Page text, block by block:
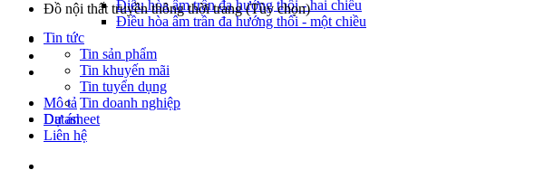
Điều hòa âm trần đa hướng thổi - hai chiều
Điều hòa âm trần đa hướng thổi - một chiều
Tin tức
Tin sản phẩm
Tin khuyến mãi
Tin tuyển dụng
Tin doanh nghiệp
Dự án
Liên hệ
Đồ nội thất truyền thông thời trang (Tùy chọn)
Mô tả
Datasheet